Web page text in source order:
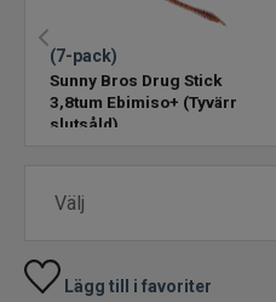
Spinnare
Havsfiske
PowerBait/Gulp
(7-pack)
Sunny Bros Drug Stick
3,8tum Ebimiso+ (Tyvärr
slutsåld)
Lägg till i favoriter